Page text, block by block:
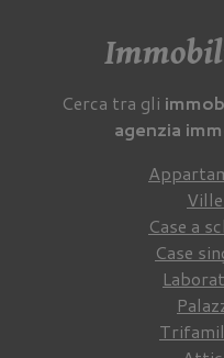
Cerca tra gli
agenzia
Case a
Case